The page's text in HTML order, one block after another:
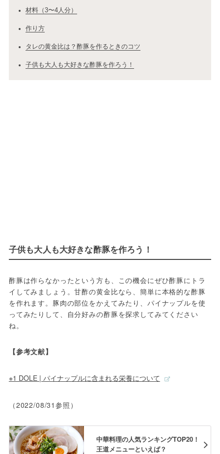
材料（3〜4人分）
作り方
タレの黄金比は？酢豚を作るときのコツ
子供も大人も大好きな酢豚を作ろう！
子供も大人も大好きな酢豚を作ろう！
酢豚は作らなかったという方も、この機会にぜひ酢豚にトラ
イしてみましょう。甘酢の黄金比なら、簡単に本格的な酢豚
を作れます。豚肉の部位をかえてみたり、パイナップルを使
ってみたりして、自分好みの酢豚を探求してみてください
ね。
【参考文献】
※1 DOLE | パイナップルに含まれる栄養について
（2022/08/31参照）
中華料理の人気ランキングTOP20！
王道メニューといえば？